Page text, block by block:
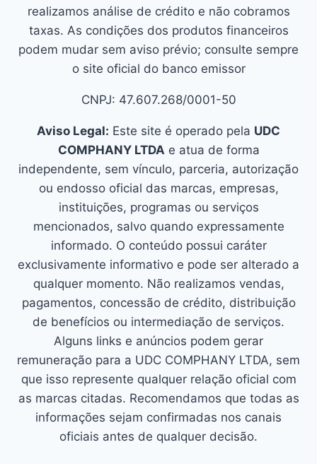
realizamos análise de crédito e não cobramos
taxas. As condições dos produtos financeiros
podem mudar sem aviso prévio; consulte sempre
o site oficial do banco emissor
CNPJ: 47.607.268/0001-50
Aviso Legal: Este site é operado pela UDC
COMPHANY LTDAe atua de forma
independente, sem vínculo, parceria, autorização
ou endosso oficial das marcas, empresas,
instituições, programas ou serviços
mencionados, salvo quando expressamente
informado. O conteúdo possui caráter
exclusivamente informativo e pode ser alterado a
qualquer momento. Não realizamos vendas,
pagamentos, concessão de crédito, distribuição
de benefícios ou intermediação de serviços.
Alguns links e anúncios podem gerar
remuneração para a UDC COMPHANY LTDA, sem
que isso represente qualquer relação oficial com
as marcas citadas. Recomendamos que todas as
informações sejam confirmadas nos canais
oficiais antes de qualquer decisão.